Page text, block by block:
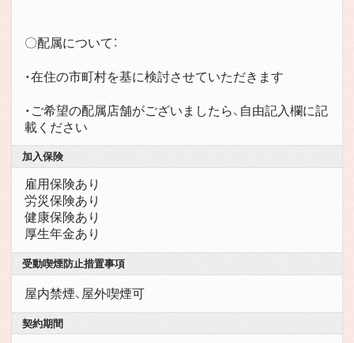
〇配属について：
・在住の市町村を基に検討させていただきます
・ご希望の配属店舗がございましたら、自由記入欄に記
載ください
加入保険
雇用保険あり
労災保険あり
健康保険あり
厚生年金あり
受動喫煙防止措置事項
屋内禁煙、屋外喫煙可
契約期間